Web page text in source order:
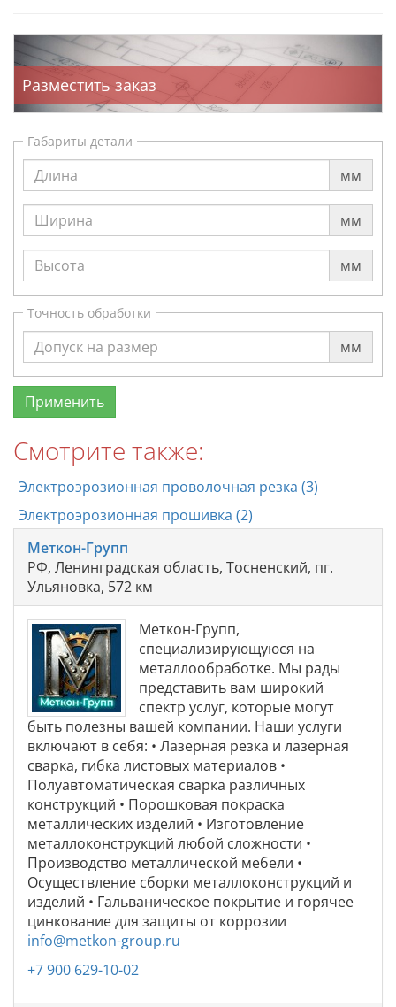
Разместить заказ
Габариты детали
мм
мм
мм
Точность обработки
мм
Смотрите также:
Электроэрозионная проволочная резка (3)
Электроэрозионная прошивка (2)
Меткон-Групп
РФ, Ленинградская область, Тосненский, пг.
Ульяновка, 572 км
Меткон-Групп,
специализирующуюся на
металлообработке. Мы рады
представить вам широкий
спектр услуг, которые могут
быть полезны вашей компании. Наши услуги
включают в себя: • Лазерная резка и лазерная
сварка, гибка листовых материалов •
Полуавтоматическая сварка различных
конструкций • Порошковая покраска
металлических изделий • Изготовление
металлоконструкций любой сложности •
Производство металлической мебели •
Осуществление сборки металлоконструкций и
изделий • Гальваническое покрытие и горячее
цинкование для защиты от коррозии
info@metkon-group.ru
+7 900 629-10-02